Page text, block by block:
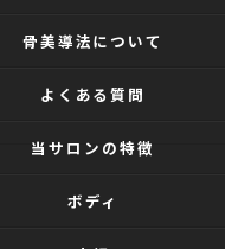
骨美導法について
よくある質問
当サロンの特徴
ボディ